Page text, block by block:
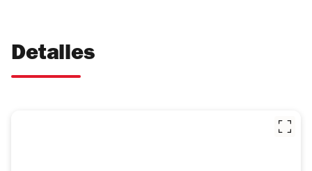
Detalles